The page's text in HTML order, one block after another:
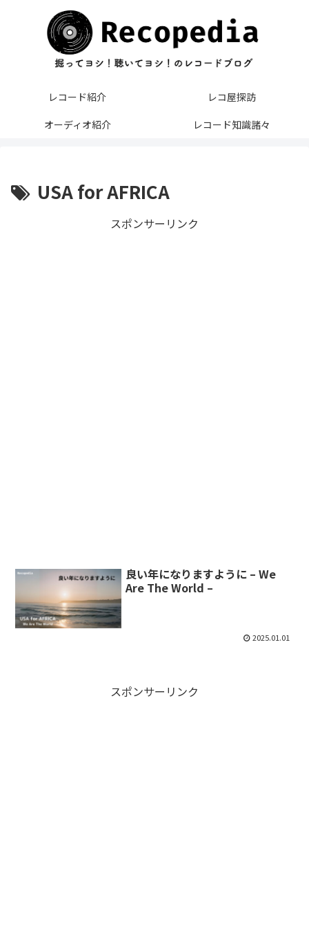
レコード紹介
レコ屋探訪
オーディオ紹介
レコード知識諸々
USA for AFRICA
スポンサーリンク
良い年になりますように – We
Are The World –
2025.01.01
スポンサーリンク